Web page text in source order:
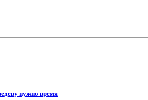
нужно время